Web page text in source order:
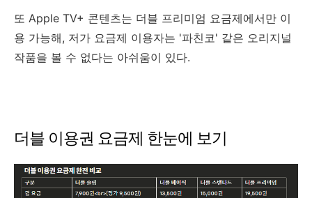
또 Apple TV+ 콘텐츠는 더블 프리미엄 요금제에서만 이
용 가능해, 저가 요금제 이용자는 '파친코' 같은 오리지널
작품을 볼 수 없다는 아쉬움이 있다.
더블 이용권 요금제 한눈에 보기